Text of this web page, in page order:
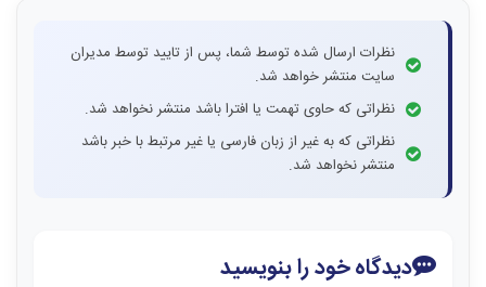
نظرات ارسال شده توسط شما، پس از تایید توسط مدیران
سایت منتشر خواهد شد.
نظراتی که حاوی تهمت یا افترا باشد منتشر نخواهد شد.
نظراتی که به غیر از زبان فارسی یا غیر مرتبط با خبر باشد
منتشر نخواهد شد.
دیدگاه خود را بنویسید